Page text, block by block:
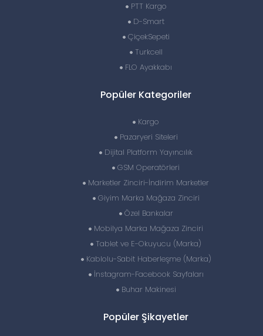
PTT Kargo
D-Smart
ÇiçekSepeti
Turkcell
FLO Ayakkabı
Popüler Kategoriler
Kargo
Pazaryeri Siteleri
Dijital Platform Yayıncılık
GSM Operatörleri
Marketler Zinciri-İndirim Marketler
Giyim Marka Mağaza Zinciri
Özel Bankalar
Mobilya Marka Mağaza Zinciri
Tablet ve E-Okuyucu (Marka)
Kablolu-Sabit Haberleşme (Marka)
İnstagram-Facebook Sayfaları
Buhar Makinesi
Popüler Şikayetler